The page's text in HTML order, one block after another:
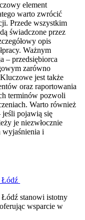
element
warto zwrócić
Przede wszystkim
świadczone przez
opis
Ważnym
– przedsiębiorca
zarówno
jest także
oraz raportowania
terminów pozwoli
Warto również
jeśli pojawią się
je niezwłocznie
wyjaśnienia i
Łódź
stanowi istotny
wsparcie w